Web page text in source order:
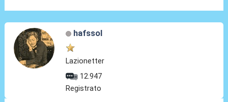
hafssol
Lazionetter
12.947
Registrato